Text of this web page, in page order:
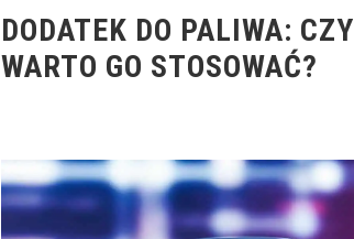
DODATEK DO PALIWA: CZY
WARTO GO STOSOWAĆ?